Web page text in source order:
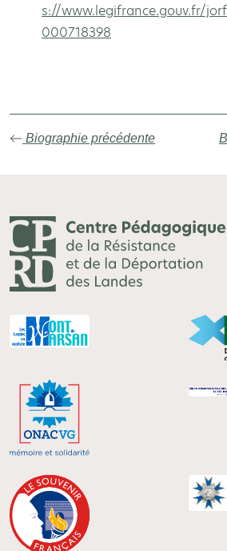
s://www.legifrance.gouv.fr/
000718398
Biographie précédente